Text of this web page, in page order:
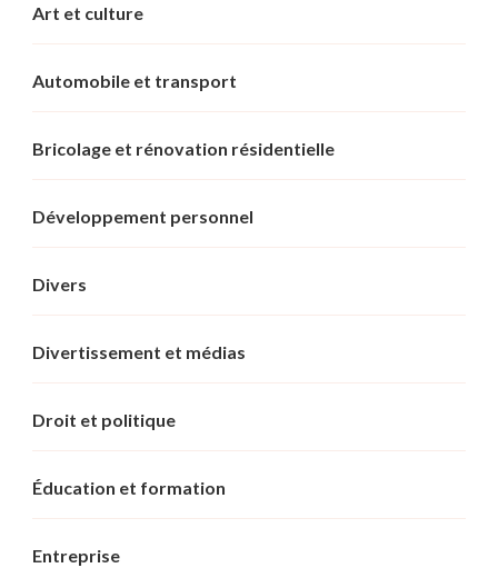
Art et culture
Automobile et transport
Bricolage et rénovation résidentielle
Développement personnel
Divers
Divertissement et médias
Droit et politique
Éducation et formation
Entreprise